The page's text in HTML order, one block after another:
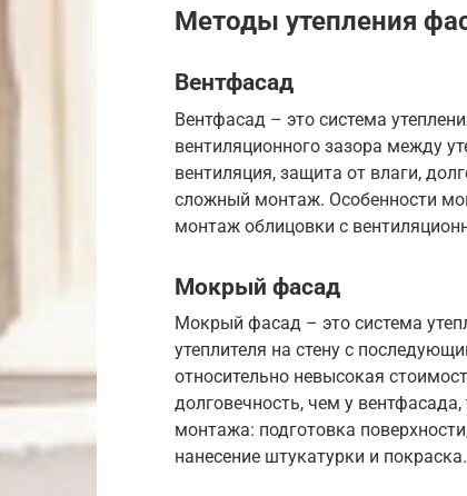
Методы утепления
Вентфасад
Вентфасад – это система
вентиляционного зазора между
вентиляция, защита от влаги,
сложный монтаж. Особенности
монтаж облицовки с
Мокрый фасад
Мокрый фасад – это система
утеплителя на стену с
относительно невысокая
долговечность, чем у
монтажа: подготовка
нанесение штукатурки и покраска.